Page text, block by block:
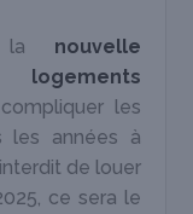
la nouvelle
les
les années à
de louer
ce sera le